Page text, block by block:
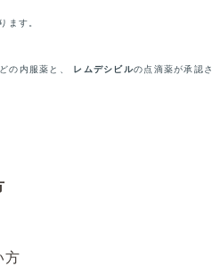
ます。
の内服薬と、 レムデシビルの点滴薬が承認さ
方